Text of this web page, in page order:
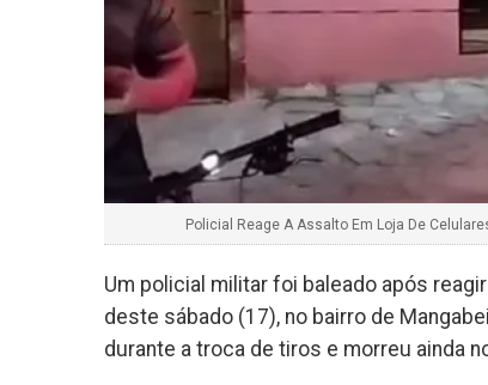
Policial Reage A Assalto Em Loja De
Um policial militar foi baleado após
deste sábado (17), no bairro de
durante a troca de tiros e morreu ainda